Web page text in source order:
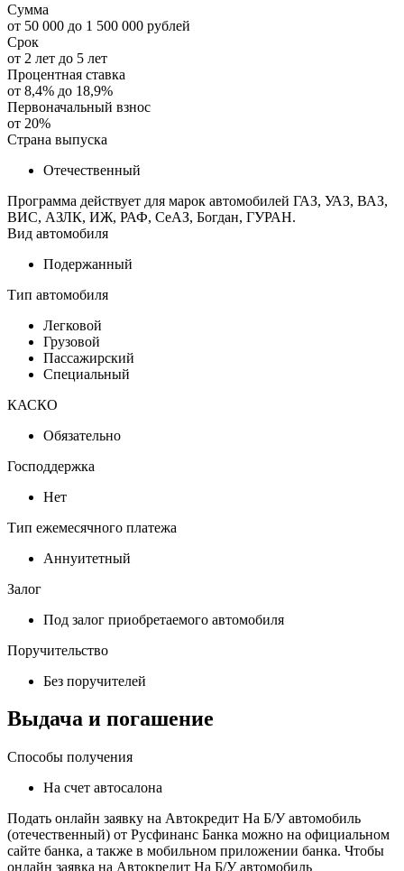
Сумма
от 50 000 до 1 500 000 рублей
Срок
от 2 лет до 5 лет
Процентная ставка
от 8,4% до 18,9%
Первоначальный взнос
от 20%
Страна выпуска
Отечественный
Программа действует для марок автомобилей ГАЗ, УАЗ, ВАЗ,
ВИС, АЗЛК, ИЖ, РАФ, СеАЗ, Богдан, ГУРАН.
Вид автомобиля
Подержанный
Тип автомобиля
Легковой
Грузовой
Пассажирский
Специальный
КАСКО
Обязательно
Господдержка
Нет
Тип ежемесячного платежа
Аннуитетный
Залог
Под залог приобретаемого автомобиля
Поручительство
Без поручителей
Выдача и погашение
Способы получения
На счет автосалона
Подать онлайн заявку на Автокредит На Б/У автомобиль
(отечественный) от Русфинанс Банка можно на официальном
сайте банка, а также в мобильном приложении банка. Чтобы
онлайн заявка на Автокредит На Б/У автомобиль